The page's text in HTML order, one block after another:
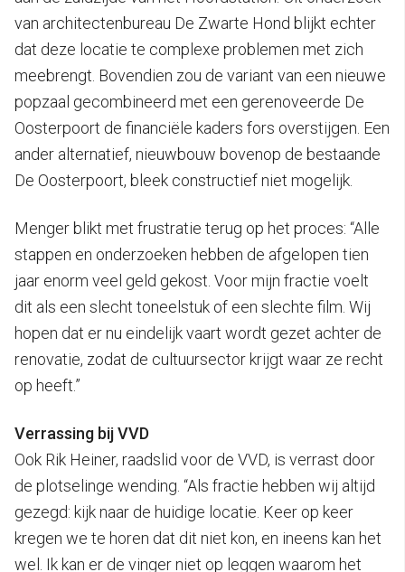
van architectenbureau De Zwarte Hond blijkt echter
dat deze locatie te complexe problemen met zich
meebrengt. Bovendien zou de variant van een nieuwe
popzaal gecombineerd met een gerenoveerde De
Oosterpoort de financiële kaders fors overstijgen. Een
ander alternatief, nieuwbouw bovenop de bestaande
De Oosterpoort, bleek constructief niet mogelijk.
Menger blikt met frustratie terug op het proces: “Alle
stappen en onderzoeken hebben de afgelopen tien
jaar enorm veel geld gekost. Voor mijn fractie voelt
dit als een slecht toneelstuk of een slechte film. Wij
hopen dat er nu eindelijk vaart wordt gezet achter de
renovatie, zodat de cultuursector krijgt waar ze recht
op heeft.”
Verrassing bij VVD
Ook Rik Heiner, raadslid voor de VVD, is verrast door
de plotselinge wending. “Als fractie hebben wij altijd
gezegd: kijk naar de huidige locatie. Keer op keer
kregen we te horen dat dit niet kon, en ineens kan het
wel. Ik kan er de vinger niet op leggen waarom het